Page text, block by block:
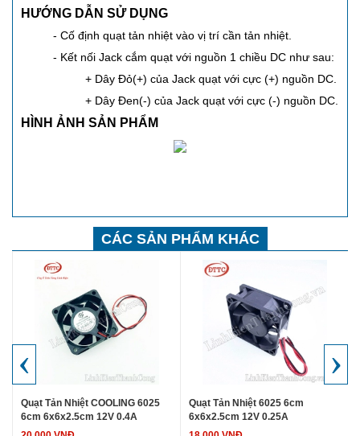
HƯỚNG DẪN SỬ DỤNG
- Cố định quạt tản nhiệt vào vị trí cần tản nhiệt.
- Kết nối Jack cắm quạt với nguồn 1 chiều DC như sau:
+ Dây Đỏ(+) của Jack quạt với cực (+) nguồn DC.
+ Dây Đen(-) của Jack quạt với cực (-) nguồn DC.
HÌNH ẢNH SẢN PHẨM
CÁC SẢN PHẨM KHÁC
Quạt Tản Nhiệt COOLING 6025
6cm 6x6x2.5cm 12V 0.4A
Quạt Tản Nhiệt 6025 6cm
6x6x2.5cm 12V 0.25A
‹ ›